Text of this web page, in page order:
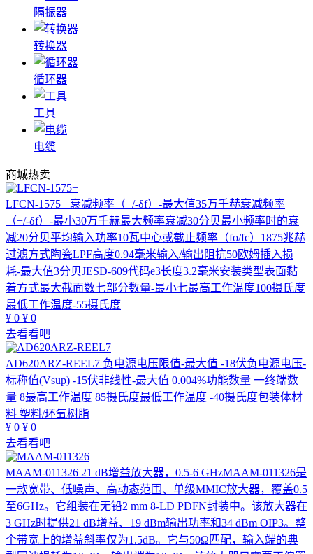
隔振器
转换器
循环器
工具
电缆
商城热卖
LFCN-1575+ 衰减频率（+/-δf）-最大值35万千赫衰减频率
（+/-δf）-最小30万千赫最大频率衰减30分贝最小频率时的衰
减20分贝平均输入功率10瓦中心或截止频率（fo/fc）1875兆赫
过滤方式陶瓷LPF高度0.94毫米输入/输出阻抗50欧姆插入损
耗-最大值3分贝JESD-609代码e3长度3.2毫米安装类型表面黏
着方式最大截面数七部分数量-最小七最高工作温度100摄氏度
最低工作温度-55摄氏度
¥ 0 ¥ 0
去看看吧
AD620ARZ-REEL7 负电源电压限值-最大值 -18伏负电源电压-
标称值(Vsup) -15伏非线性-最大值 0.004%功能数量 一终端数
量 8最高工作温度 85摄氏度最低工作温度 -40摄氏度包装体材
料 塑料/环氧树脂
¥ 0 ¥ 0
去看看吧
MAAM-011326 21 dB增益放大器，0.5-6 GHzMAAM-011326是
一款宽带、低噪声、高动态范围、单级MMIC放大器，覆盖0.5
至6GHz。它组装在无铅2 mm 8-LD PDFN封装中。该放大器在
3 GHz时提供21 dB增益、19 dBm输出功率和34 dBm OIP3。整
个带宽上的增益斜率仅为1.5dB。它与50Ω匹配，输入端的典